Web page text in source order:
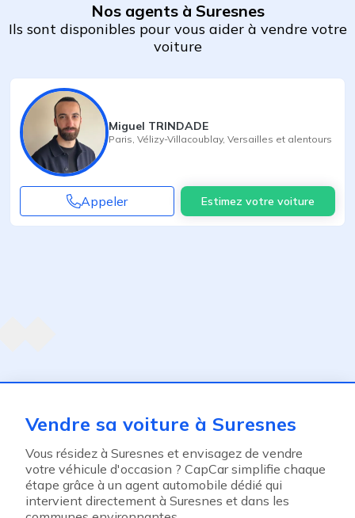
Nos agents à Suresnes
Ils sont disponibles pour vous aider à vendre votre
voiture
Miguel TRINDADE
Paris Vélizy-Villacoublay, Versailles et alentours
Appeler Estimez votre voiture
Vendre sa voiture à Suresnes
Vous résidez à Suresnes et envisagez de vendre
votre véhicule d'occasion ? CapCar simplifie chaque
étape grâce à un agent automobile dédié qui
intervient directement à Suresnes et dans les